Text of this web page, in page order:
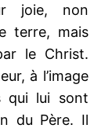
joie, non
terre, mais
le Christ.
à l’image
qui lui sont
du Père. Il